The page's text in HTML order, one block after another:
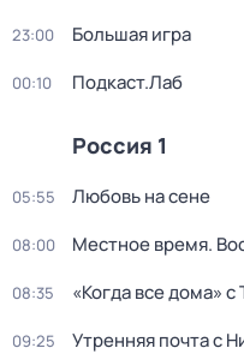
23:00 Большая игра
00:10 Подкаст.Лаб
Россия 1
05:55 Любовь на сене
08:00 Местное время.
08:35 «Когда все дома»
09:25 Утренняя почта с